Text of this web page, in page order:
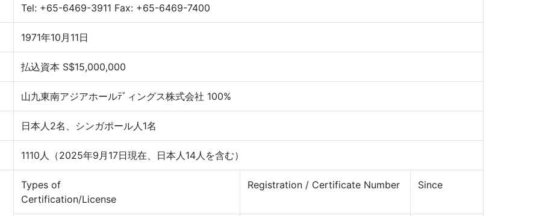
Tel: +65-6469-3911 Fax: +65-6469-7400
1971年10月11日
払込資本 S$15,000,000
山九東南アジアホールﾃﾞィングス株式会社 100%
日本人2名、シンガポール人1名
1110人（2025年9月17日現在、日本人14人を含む）
Types of
Certification/License
Registration / Certificate Number Since